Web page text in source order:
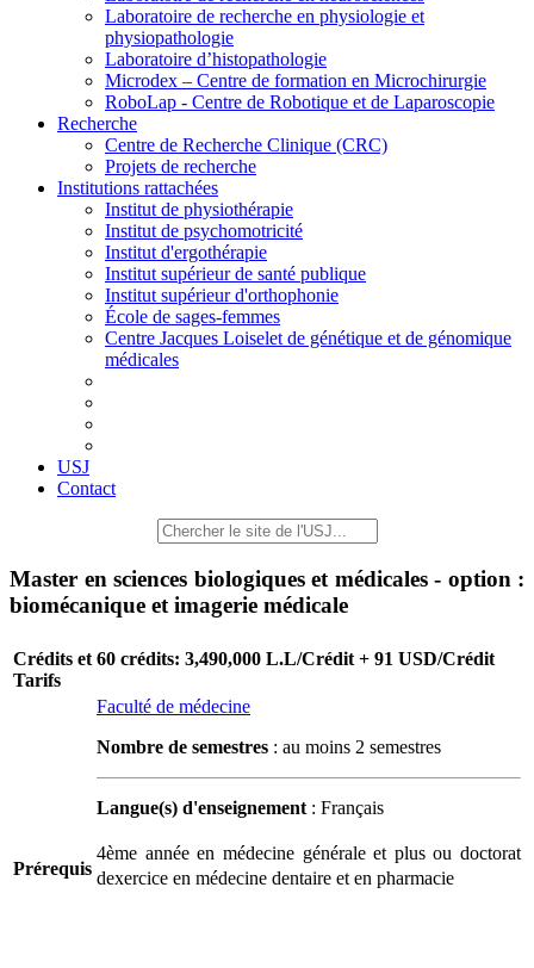
Laboratoire de recherche en physiologie et
physiopathologie
Laboratoire d’histopathologie
Microdex – Centre de formation en Microchirurgie
RoboLap - Centre de Robotique et de Laparoscopie
Recherche
Centre de Recherche Clinique (CRC)
Projets de recherche
Institutions rattachées
Institut de physiothérapie
Institut de psychomotricité
Institut d'ergothérapie
Institut supérieur de santé publique
Institut supérieur d'orthophonie
École de sages-femmes
Centre Jacques Loiselet de génétique et de génomique
médicales
USJ
Contact
Master en sciences biologiques et médicales - option :
biomécanique et imagerie médicale
Crédits et
Tarifs
60 crédits: 3,490,000 L.L/Crédit + 91 USD/Crédit
Faculté de médecine
Nombre de semestres : au moins 2 semestres
Langue(s) d'enseignement: Français
Prérequis
4ème année en médecine générale et plus ou doctorat
dexercice en médecine dentaire et en pharmacie